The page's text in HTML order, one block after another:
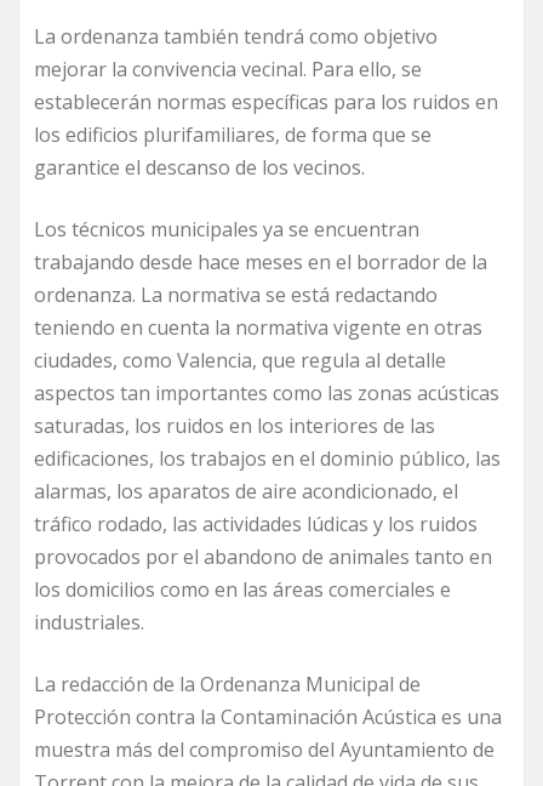
La ordenanza también tendrá como objetivo
mejorar la convivencia vecinal. Para ello, se
establecerán normas específicas para los ruidos en
los edificios plurifamiliares, de forma que se
garantice el descanso de los vecinos.
Los técnicos municipales ya se encuentran
trabajando desde hace meses en el borrador de la
ordenanza. La normativa se está redactando
teniendo en cuenta la normativa vigente en otras
ciudades, como Valencia, que regula al detalle
aspectos tan importantes como las zonas acústicas
saturadas, los ruidos en los interiores de las
edificaciones, los trabajos en el dominio público, las
alarmas, los aparatos de aire acondicionado, el
tráfico rodado, las actividades lúdicas y los ruidos
provocados por el abandono de animales tanto en
los domicilios como en las áreas comerciales e
industriales.
La redacción de la Ordenanza Municipal de
Protección contra la Contaminación Acústica es una
muestra más del compromiso del Ayuntamiento de